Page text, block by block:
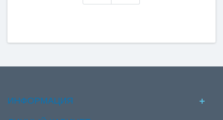
ИНФОРМАЦИЯ